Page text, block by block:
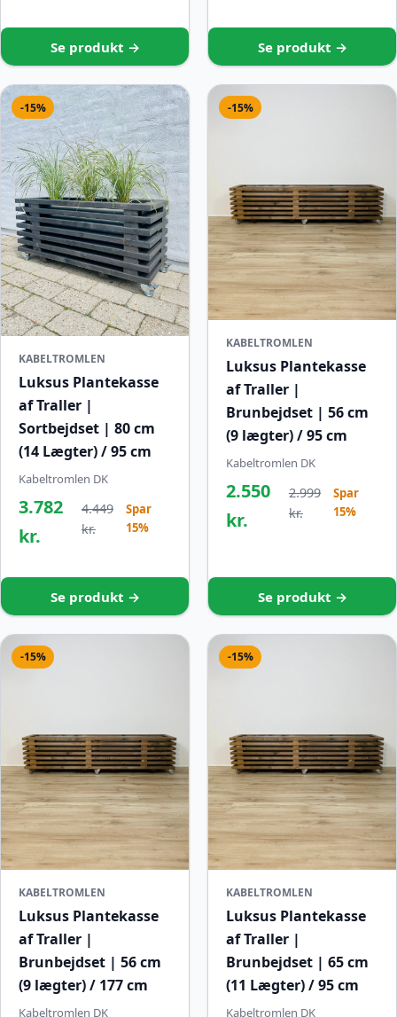
Se produkt → Se produkt →
-15%
KABELTROMLEN
Luksus Plantekasse
af Traller |
Sortbejdset | 80 cm
(14 Lægter) / 95 cm
Kabeltromlen DK
3.782
kr.
4.449
kr.
Spar
15%
Se produkt →
-15%
KABELTROMLEN
Luksus Plantekasse
af Traller |
Brunbejdset | 56 cm
(9 lægter) / 95 cm
Kabeltromlen DK
2.550
kr.
2.999
kr.
Spar
15%
Se produkt →
-15%
KABELTROMLEN
Luksus Plantekasse
af Traller |
Brunbejdset | 56 cm
(9 lægter) / 177 cm
Kabeltromlen DK
-15%
KABELTROMLEN
Luksus Plantekasse
af Traller |
Brunbejdset | 65 cm
(11 Lægter) / 95 cm
Kabeltromlen DK